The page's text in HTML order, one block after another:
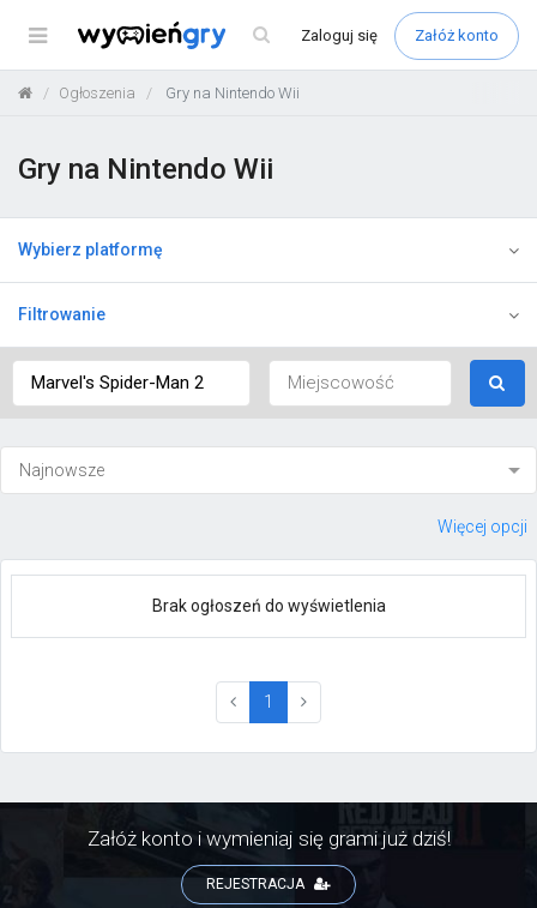
Menu Zaloguj się Załóż konto
Ogłoszenia Gry na Nintendo Wii
Gry na Nintendo Wii
Wybierz platformę
Filtrowanie
Więcej opcji
Brak ogłoszeń do wyświetlenia
1 (current)
Załóż konto i wymieniaj się grami już dziś!
REJESTRACJA